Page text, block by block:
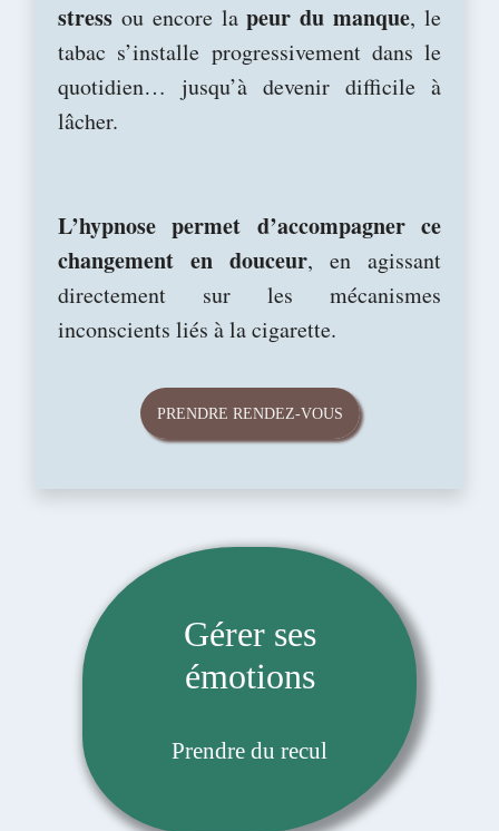
stress ou encore lapeur du manque, le
tabac s’installe progressivement dans le
quotidien… jusqu’à devenir difficile à
lâcher.
L’hypnose permet d’accompagner ce
changement en douceur, en agissant
directement sur les mécanismes
inconscients liés à la cigarette.
PRENDRE RENDEZ-VOUS
Gérer ses
émotions
Prendre du recul